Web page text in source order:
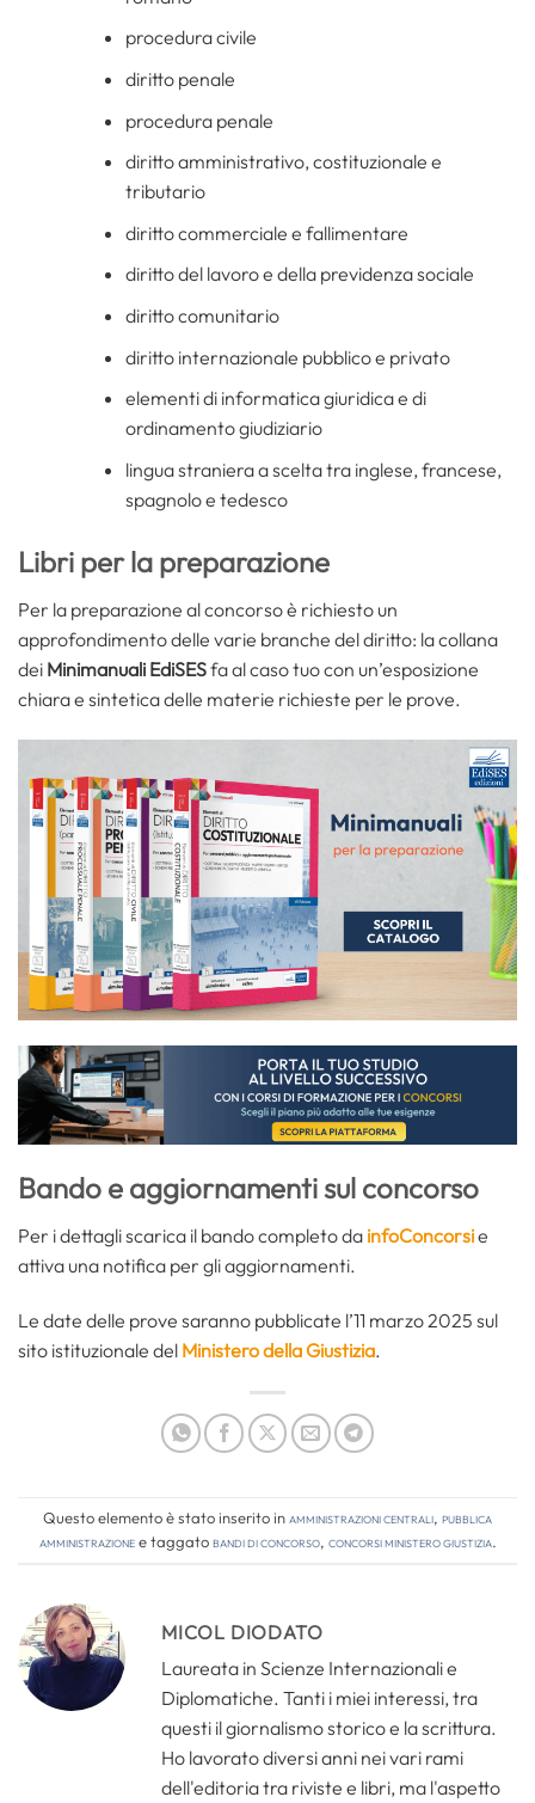
procedura civile
diritto penale
procedura penale
diritto amministrativo, costituzionale e
tributario
diritto commerciale e fallimentare
diritto del lavoro e della previdenza sociale
diritto comunitario
diritto internazionale pubblico e privato
elementi di informatica giuridica e di
ordinamento giudiziario
lingua straniera a scelta tra inglese, francese,
spagnolo e tedesco
Libri per la preparazione
Per la preparazione al concorso è richiesto un
approfondimento delle varie branche del diritto: la collana
dei Minimanuali EdiSESfa al caso tuo con un’esposizione
chiara e sintetica delle materie richieste per le prove.
Bando e aggiornamenti sul concorso
Per i dettagli scarica il bando completo da infoConcorsie
attiva una notifica per gli aggiornamenti.
Le date delle prove saranno pubblicate l’11 marzo 2025 sul
sito istituzionale del Ministero della Giustizia.
Questo elemento è stato inserito inAmministrazioni Centrali, Pubblica
amministrazionee taggatobandi di concorso, concorsi ministero giustizia.
MICOL DIODATO
Laureata in Scienze Internazionali e
Diplomatiche. Tanti i miei interessi, tra
questi il giornalismo storico e la scrittura.
Ho lavorato diversi anni nei vari rami
dell'editoria tra riviste e libri, ma l'aspetto